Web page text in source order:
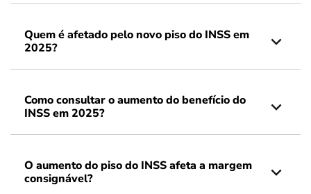
Quem é afetado pelo novo piso do INSS em
2025?
Como consultar o aumento do benefício do
INSS em 2025?
O aumento do piso do INSS afeta a margem
consignável?